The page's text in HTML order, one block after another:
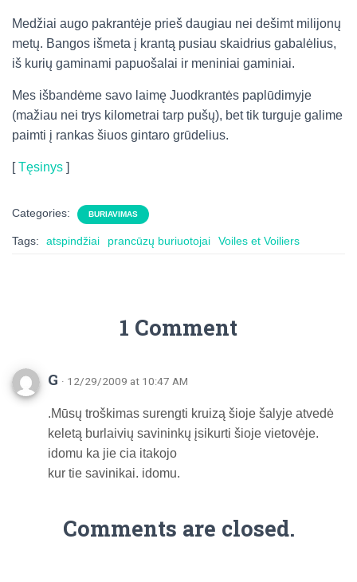
Medžiai augo pakrantėje prieš daugiau nei dešimt milijonų
metų. Bangos išmeta į krantą pusiau skaidrius gabalėlius,
iš kurių gaminami papuošalai ir meniniai gaminiai.
Mes išbandėme savo laimę Juodkrantės paplūdimyje
(mažiau nei trys kilometrai tarp pušų), bet tik turguje galime
paimti į rankas šiuos gintaro grūdelius.
[Tęsinys ]
Categories: BURIAVIMAS
Tags: atspindžiai prancūzų buriuotojai Voiles et Voiliers
1 Comment
G · 12/29/2009 at 10:47 AM
.Mūsų troškimas surengti kruizą šioje šalyje atvedė
keletą burlaivių savininkų įsikurti šioje vietovėje.
idomu ka jie cia itakojo
kur tie savinikai. idomu.
Comments are closed.